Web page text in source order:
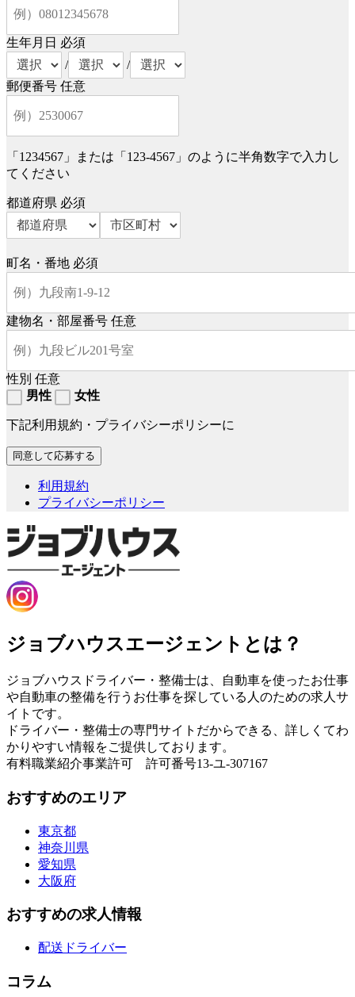
生年月日 必須
/
/
郵便番号 任意
「1234567」または「123-4567」のように半角数字で入力し
てください
都道府県 必須
町名・番地 必須
建物名・部屋番号 任意
性別 任意
男性
女性
下記利用規約・プライバシーポリシーに
利用規約
プライバシーポリシー
ジョブハウスエージェントとは？
ジョブハウスドライバー・整備士は、自動車を使ったお仕事
や自動車の整備を行うお仕事を探している人のための求人サ
イトです。
ドライバー・整備士の専門サイトだからできる、詳しくてわ
かりやすい情報をご提供しております。
有料職業紹介事業許可 許可番号13-ユ-307167
おすすめのエリア
東京都
神奈川県
愛知県
大阪府
おすすめの求人情報
配送ドライバー
コラム